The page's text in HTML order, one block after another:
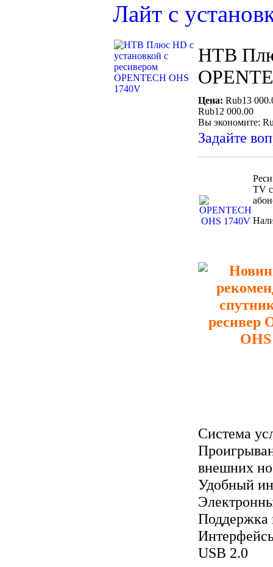
Лайт с
НТВ
Цена: Rub13
Rub12 000.00
Вы экономите:
Задайте
TV
Система
внешних
Удобный
Поддержка
USB 2.0